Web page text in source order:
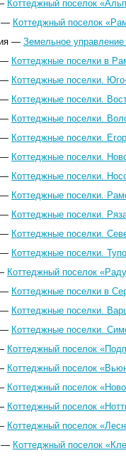
Коттеджный поселок
— Коттеджный поселок
— Земельное
— Коттеджные поселки в
— Коттеджные поселки.
— Коттеджные поселки.
— Коттеджные поселки.
— Коттеджные поселки.
— Коттеджные поселки.
— Коттеджные поселки.
— Коттеджные поселки.
— Коттеджные поселки.
— Коттеджные поселки.
— Коттеджные поселки.
Коттеджный поселок
— Коттеджные поселки в
— Коттеджные поселки.
— Коттеджные поселки.
Коттеджный поселок
Коттеджный поселок
Коттеджный поселок
Коттеджный поселок
Коттеджный поселок
— Коттеджный поселок